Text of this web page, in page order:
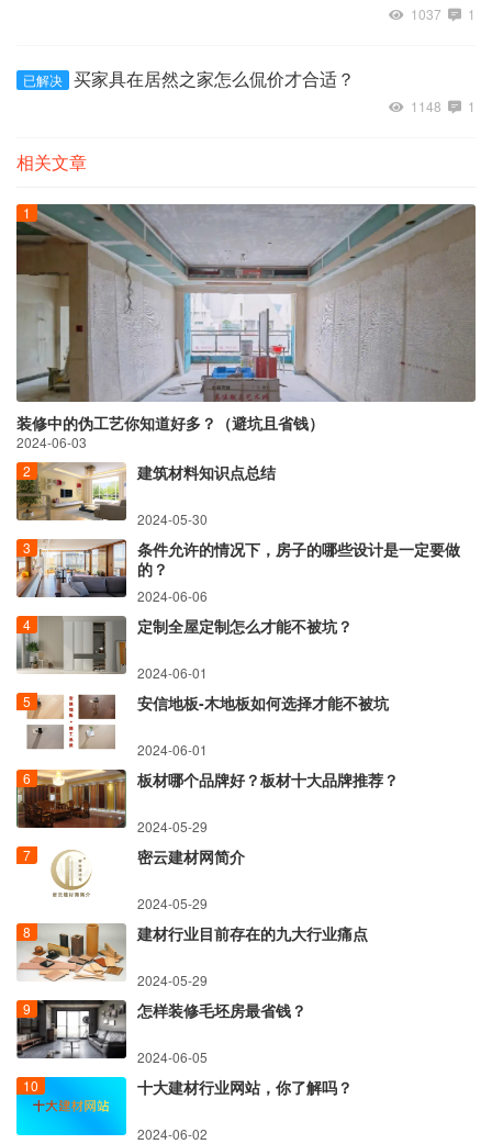
1037 1
已解决 买家具在居然之家怎么侃价才合适？
1148 1
相关文章
装修中的伪工艺你知道好多？（避坑且省钱）
2024-06-03
建筑材料知识点总结
2024-05-30
条件允许的情况下，房子的哪些设计是一定要做
的？
2024-06-06
定制全屋定制怎么才能不被坑？
2024-06-01
安信地板-木地板如何选择才能不被坑
2024-06-01
板材哪个品牌好？板材十大品牌推荐？
2024-05-29
密云建材网简介
2024-05-29
建材行业目前存在的九大行业痛点
2024-05-29
怎样装修毛坯房最省钱？
2024-06-05
十大建材行业网站，你了解吗？
2024-06-02